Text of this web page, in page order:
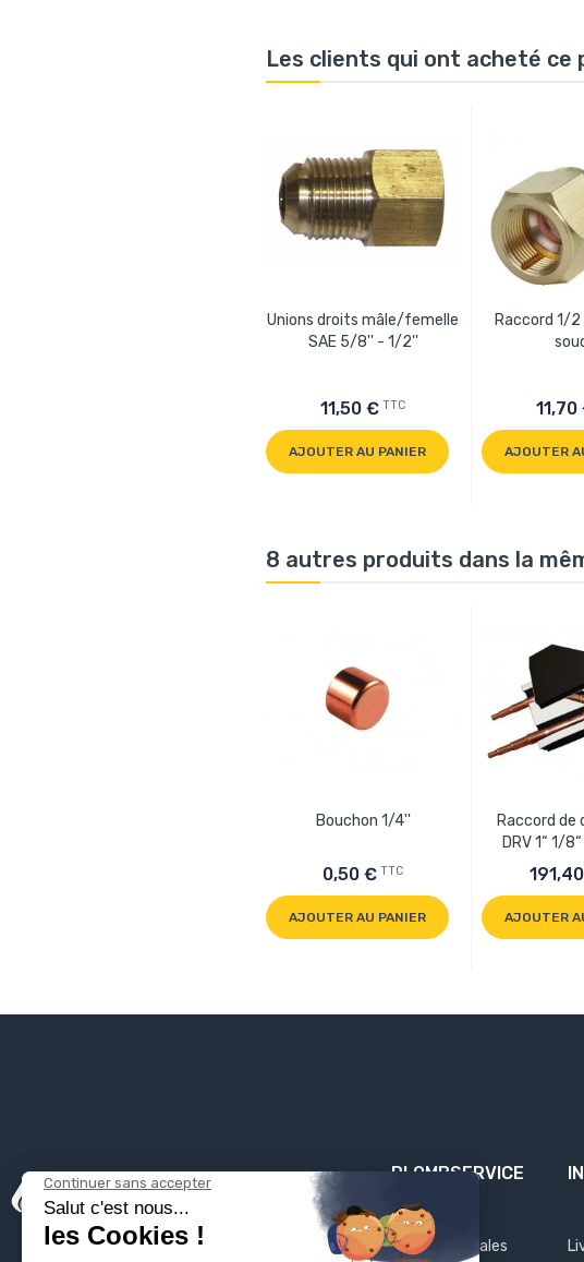
Les clients qui ont acheté
Unions droits mâle/femelle
SAE 5/8'' - 1/2''
11,50 € TTC
AJOUTER AU PANIER
Raccord 1/2
11,70
AJOUTER
8 autres produits dans la
Bouchon 1/4''
0,50 € TTC
AJOUTER AU PANIER
Raccord
DRV 1“ 1/
AJOUTER
PLOMBSERVICE
Mentions légales